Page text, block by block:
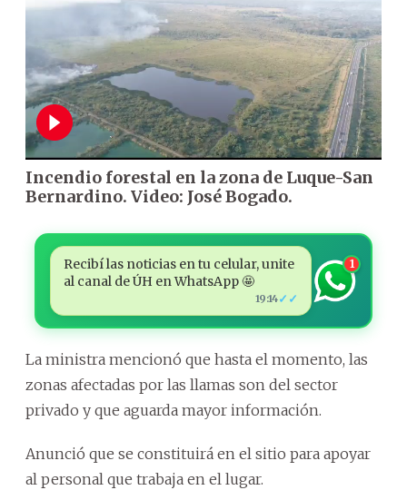
Incendio forestal en la zona de Luque-San
Bernardino. Video: José Bogado.
Recibí las noticias en tu celular, unite
al canal de ÚH en WhatsApp 🤩
19:14✓✓
1
La ministra mencionó que hasta el momento, las
zonas afectadas por las llamas son del sector
privado y que aguarda mayor información.
Anunció que se constituirá en el sitio para apoyar
al personal que trabaja en el lugar.